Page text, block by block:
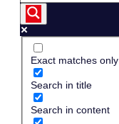
Exact matches only
Search in title
Search in content